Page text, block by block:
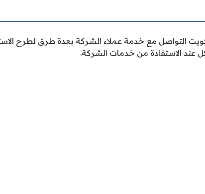
التواصل مع خدمة عملاء الشركة بعدة طرق لطرح
عند الاستفادة من خدمات الشركة.